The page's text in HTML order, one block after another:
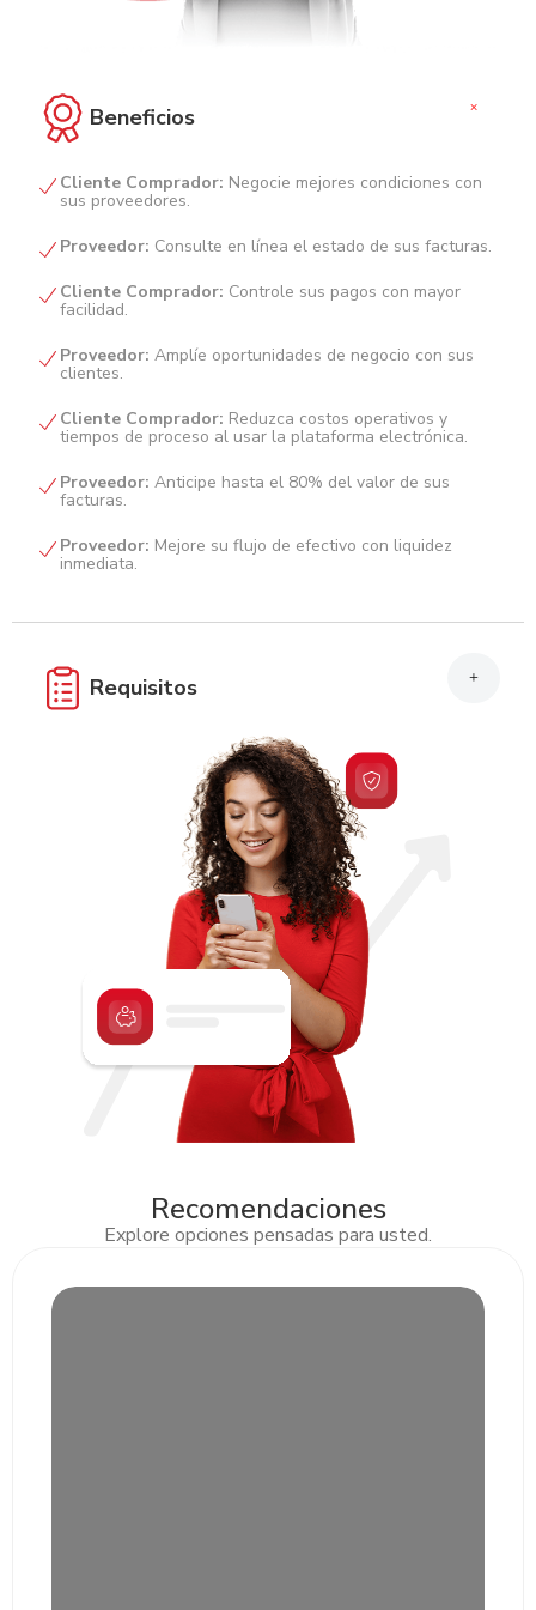
Beneficios +
Cliente Comprador: Negocie mejores condiciones con
sus proveedores.
Proveedor: Consulte en línea el estado de sus facturas.
Cliente Comprador: Controle sus pagos con mayor
facilidad.
Proveedor: Amplíe oportunidades de negocio con sus
clientes.
Cliente Comprador: Reduzca costos operativos y
tiempos de proceso al usar la plataforma electrónica.
Proveedor: Anticipe hasta el 80% del valor de sus
facturas.
Proveedor: Mejore su flujo de efectivo con liquidez
inmediata.
Requisitos +
Completar y firmar contrato de Crédito Preferente.
Recomendaciones
Explore opciones pensadas para usted.